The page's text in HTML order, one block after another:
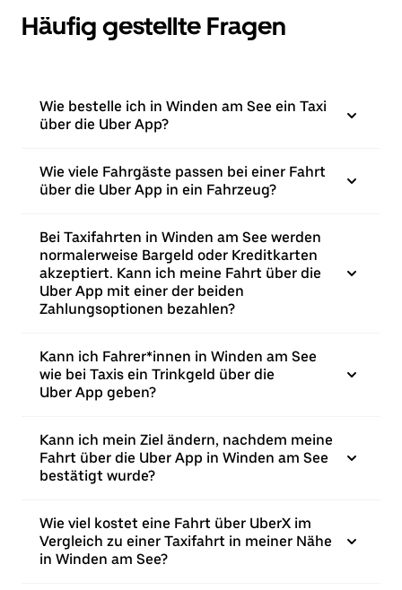
Häufig gestellte Fragen
Wie bestelle ich in Winden am See ein Taxi
über die Uber App?
Wie viele Fahrgäste passen bei einer Fahrt
über die Uber App in ein Fahrzeug?
Bei Taxifahrten in Winden am See werden
normalerweise Bargeld oder Kreditkarten
akzeptiert. Kann ich meine Fahrt über die
Uber App mit einer der beiden
Zahlungsoptionen bezahlen?
Kann ich Fahrer*innen in Winden am See
wie bei Taxis ein Trinkgeld über die
Uber App geben?
Kann ich mein Ziel ändern, nachdem meine
Fahrt über die Uber App in Winden am See
bestätigt wurde?
Wie viel kostet eine Fahrt über UberX im
Vergleich zu einer Taxifahrt in meiner Nähe
in Winden am See?